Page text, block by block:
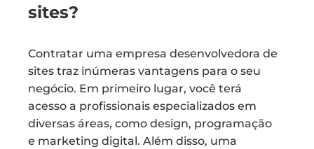
sites?
Contratar uma empresa desenvolvedora de
sites traz inúmeras vantagens para o seu
negócio. Em primeiro lugar, você terá
acesso a profissionais especializados em
diversas áreas, como design, programação
e marketing digital. Além disso, uma